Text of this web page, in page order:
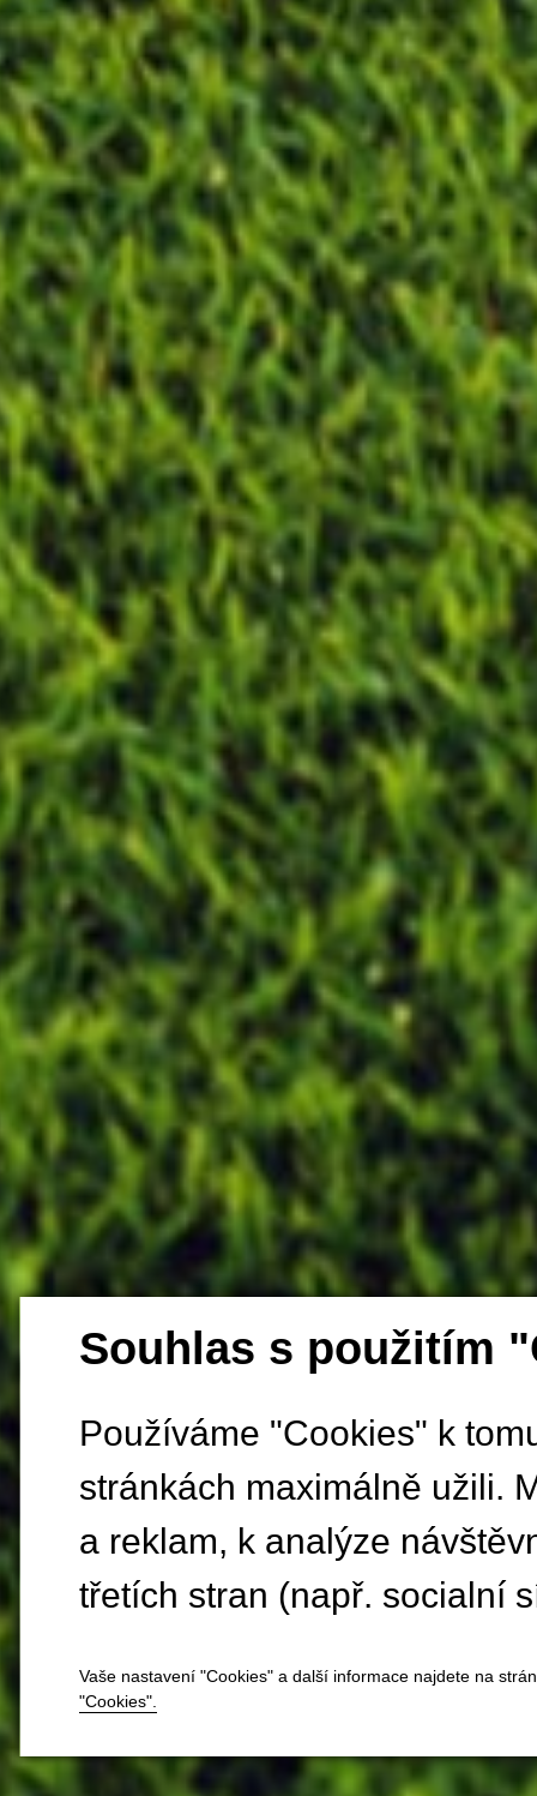
Souhlas s použitím
Používáme "Cookies" k
stránkách maximálně užili.
a reklam, k analýze
třetích stran (např. socialní
Vaše nastavení "Cookies" a další informace najdete na
"Cookies".